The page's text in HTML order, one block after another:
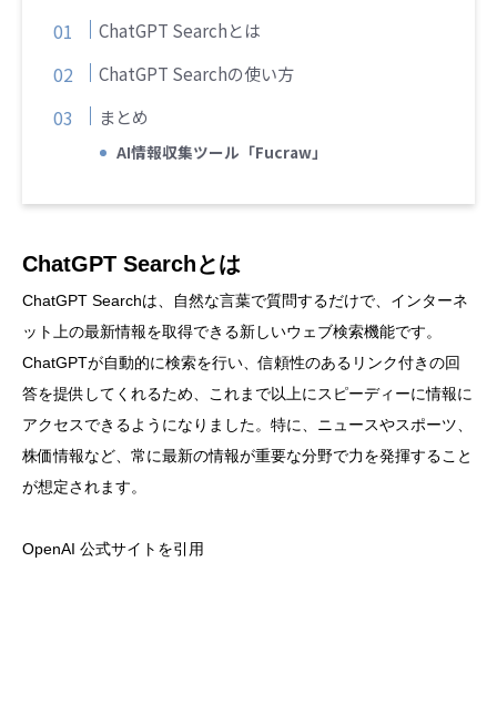
ChatGPT Searchとは
ChatGPT Searchの使い方
まとめ
AI情報収集ツール「Fucraw」
ChatGPT Searchとは
ChatGPT Searchは、自然な言葉で質問するだけで、インターネ
ット上の最新情報を取得できる新しいウェブ検索機能です。
ChatGPTが自動的に検索を行い、信頼性のあるリンク付きの回
答を提供してくれるため、これまで以上にスピーディーに情報に
アクセスできるようになりました。特に、ニュースやスポーツ、
株価情報など、常に最新の情報が重要な分野で力を発揮すること
が想定されます。
OpenAI 公式サイトを引用